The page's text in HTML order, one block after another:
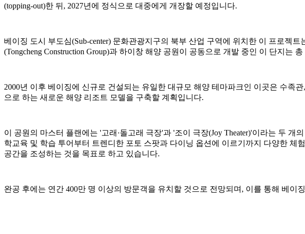
(topping-out)한 뒤, 2027년에 정식으로 대중에게 개장할 예정입니다.
베이징 도시 부도심(Sub-center) 문화관광지구의 북부 산업 구역에 위치한 이 프로젝
(Tongcheng Construction Group)과 하이창 해양 공원이 공동으로 개발 중인 이 단지는
2000년 이후 베이징에 신규로 건설되는 유일한 대규모 해양 테마파크인 이곳은 수족
으로 하는 새로운 해양 리조트 모델을 구축할 계획입니다.
이 공원의 마스터 플랜에는 '고래·돌고래 극장'과 '조이 극장(Joy Theater)'이라는 두
학교육 및 학습 투어부터 트렌디한 포토 스팟과 다이닝 옵션에 이르기까지 다양한
공간을 조성하는 것을 목표로 하고 있습니다.
완공 후에는 연간 400만 명 이상의 방문객을 유치할 것으로 전망되며, 이를 통해 베